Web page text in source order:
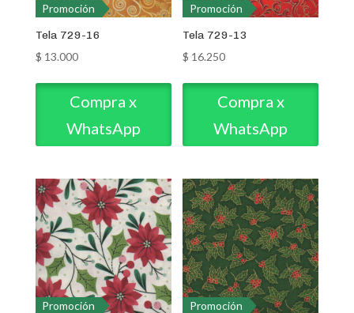
Promoción
Tela 729-16
$ 13.000
Compra x
WhatsApp
Promoción
Tela 729-13
$ 16.250
Compra x
WhatsApp
Promoción
Promoción